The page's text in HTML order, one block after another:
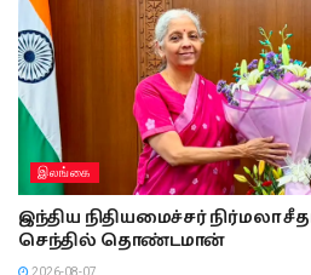
இலங்கை
இந்திய நிதியமைச்சர் நிர்மலா
செந்தில் தொண்டமான்
2026-08-07